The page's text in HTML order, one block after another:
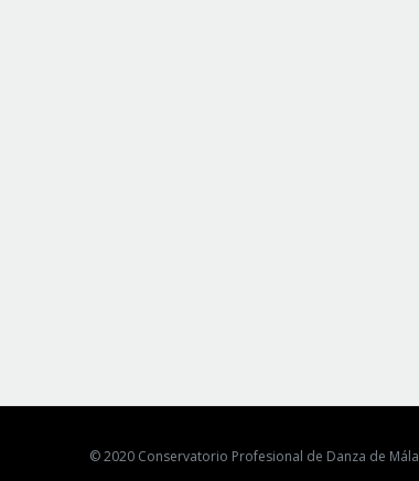
© 2020 Conservatorio Profesional de Danza de